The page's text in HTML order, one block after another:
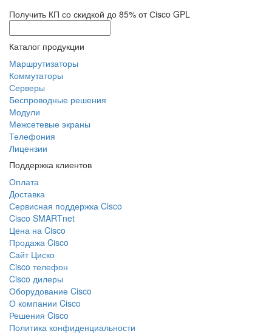
Получить КП со скидкой до 85% от Сisco GPL
Каталог продукции
Маршрутизаторы
Коммутаторы
Серверы
Беспроводные решения
Модули
Межсетевые экраны
Телефония
Лицензии
Поддержка клиентов
Оплата
Доставка
Сервисная поддержка Cisco
Cisco SMARTnet
Цена на Cisco
Продажа Cisco
Сайт Циско
Сisco телефон
Cisco дилеры
Оборудование Cisco
О компании Cisco
Решения Cisco
Политика конфиденциальности